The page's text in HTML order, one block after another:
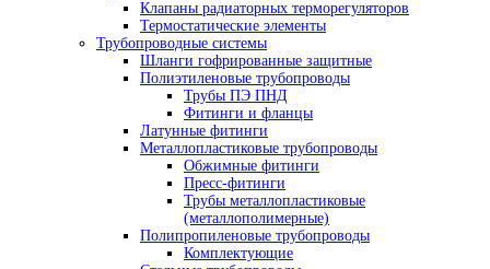
Клапаны радиаторных терморегуляторов
Термостатические элементы
Трубопроводные системы
Шланги гофрированные защитные
Полиэтиленовые трубопроводы
Трубы ПЭ ПНД
Фитинги и фланцы
Латунные фитинги
Металлопластиковые трубопроводы
Обжимные фитинги
Пресс-фитинги
Трубы металлопластиковые
(металлополимерные)
Полипропиленовые трубопроводы
Комплектующие